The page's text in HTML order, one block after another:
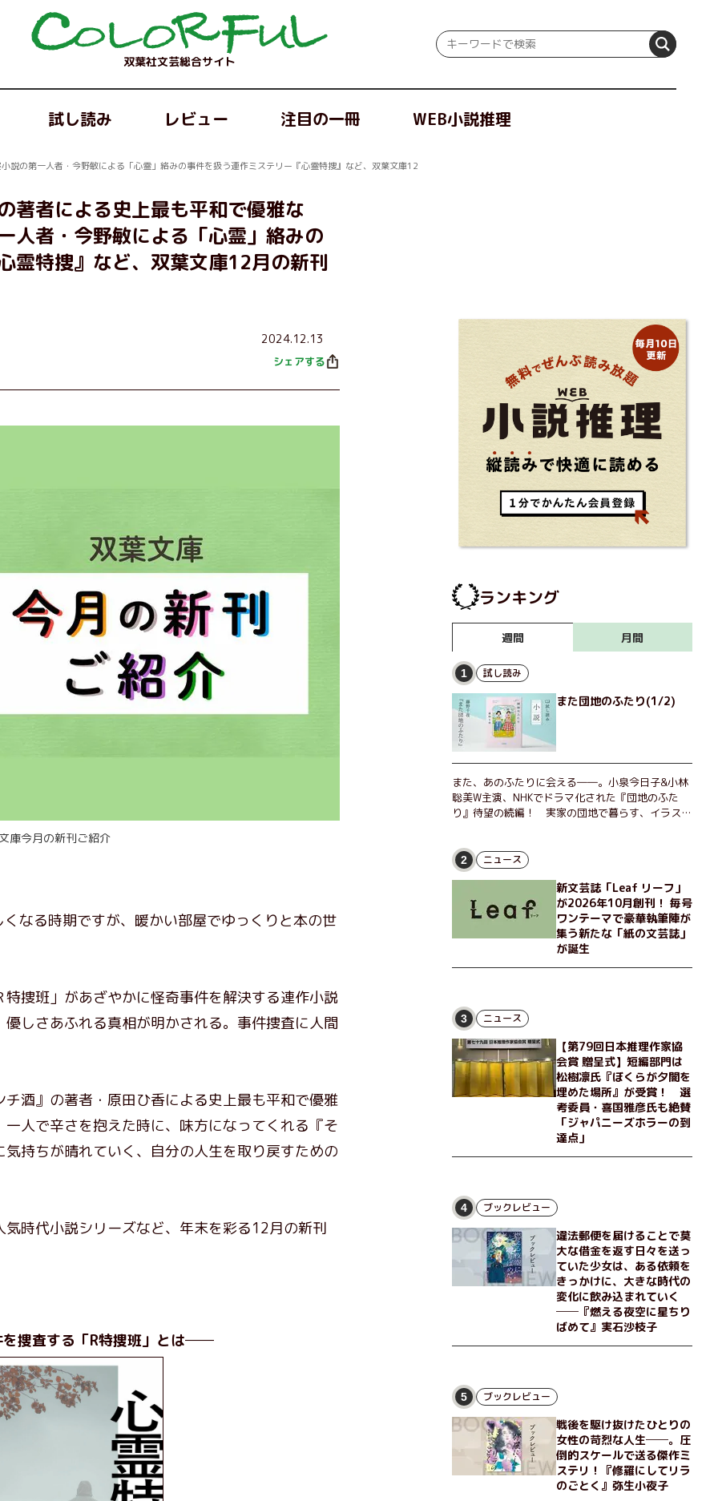
双葉社文芸総合サイト
試し読み レビュー 注目の一冊 WEB小説推理
説の第一人者・今野敏による「心霊」絡みの事件を扱う連作ミステリー『心霊特捜』など、双葉文庫12
著者による史上最も平和で優雅な
人者・今野敏による「心霊」絡みの
霊特捜』など、双葉文庫12月の新刊
2024.12.13
シェアする
庫今月の新刊ご紹介
る時期ですが、暖かい部屋でゆっくりと本の世
捜班」があざやかに怪奇事件を解決する連作小説
しさあふれる真相が明かされる。事件捜査に人間
酒』の著者・原田ひ香による史上最も平和で優雅
人で辛さを抱えた時に、味方になってくれる『そ
持ちが晴れていく、自分の人生を取り戻すための
時代小説シリーズなど、年末を彩る12月の新刊
を捜査する「R特捜班」とは──
ランキング
週間 月間
1 試し読み
また団地のふたり(1/2)
また、あのふたりに会える――。小泉今日子&小林
聡美W主演、NHKでドラマ化された『団地のふた
り』待望の続編！ 実家の団地で暮らす、イラスト
ょっとした贅沢を楽しんだり、近所のおばちゃんの
恋バナを聞いてあげたり、部屋でふたりだけの「台
湾映画祭」を催したり。50代独身、幼なじみの変
わらぬ友情とささやかな幸せの日々を描く。
2 ニュース
新文芸誌「Leaf リーフ」
が2026年10月創刊！ 毎号
ワンテーマで豪華執筆陣が
集う新たな「紙の文芸誌」
が誕生
3 ニュース
【第79回日本推理作家協
会賞 贈呈式】短編部門は
松樹凛氏『ぼくらが夕闇を
埋めた場所』が受賞！ 選
考委員・喜国雅彦氏も絶賛
「ジャパニーズホラーの到
達点」
4 ブックレビュー
違法郵便を届けることで莫
大な借金を返す日々を送っ
ていた少女は、ある依頼を
きっかけに、大きな時代の
変化に飲み込まれていく
──『燃える夜空に星ちり
ばめて』実石沙枝子
5 ブックレビュー
戦後を駆け抜けたひとりの
女性の苛烈な人生──。圧
倒的スケールで送る傑作ミ
ステリ！『修羅にしてリラ
のごとく』弥生小夜子